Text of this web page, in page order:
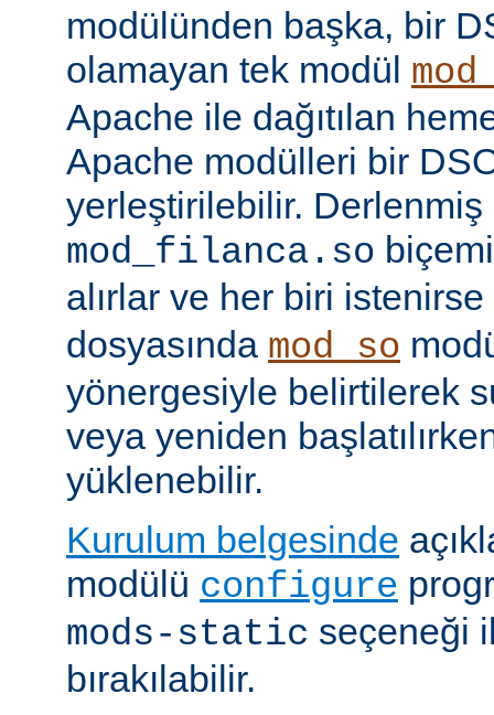
modülünden başka, bir
olamayan tek modül
Apache ile dağıtılan
Apache modülleri bir
yerleştirilebilir.
mod_filanca.so
alırlar ve her biri istenirse
dosyasında mod_so
yönergesiyle belirtilerek
veya yeniden
yüklenebilir.
Kurulum belgesinde
modülü configure
mods-static seçeneği
bırakılabilir.